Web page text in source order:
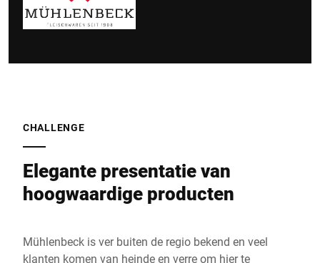
CHALLENGE
Elegante presentatie van
hoogwaardige producten
Mühlenbeck is ver buiten de regio bekend en veel
klanten komen van heinde en verre om hier te